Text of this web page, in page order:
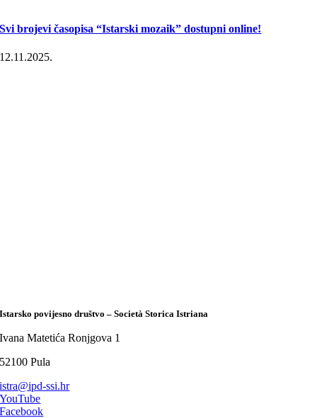
Svi brojevi časopisa “Istarski mozaik” dostupni online!
12.11.2025.
Istarsko povijesno društvo – Società Storica Istriana
Ivana Matetića Ronjgova 1
52100 Pula
istra@ipd-ssi.hr
YouTube
Facebook